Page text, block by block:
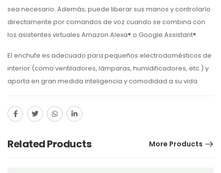
sea necesario. Además, puede liberar sus manos y controlarlo
directamente por comandos de voz cuando se combina con
los asistentes virtuales Amazon Alexa® o Google Assistant®.
El enchufe es adecuado para pequeños electrodomésticos de
interior (como ventiladores, lámparas, humidificadores, etc.) y
aporta en gran medida inteligencia y comodidad a su vida.
Related Products More Products